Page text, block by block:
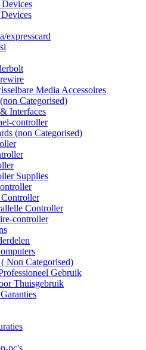
Devices
expresscard
Media Accessoires
Categorised)
Interfaces
controller
(non Categorised)
Supplies
Controller
Controller
controller
Non Categorised)
Gebruik
Thuisgebruik
pc's